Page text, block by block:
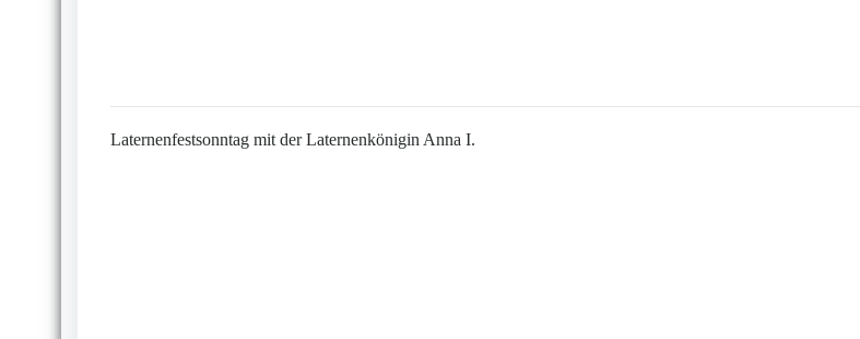
Laternenfestsonntag mit der Laternenkönigin Anna I.